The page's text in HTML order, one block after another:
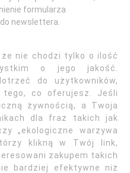
formularza
newslettera.
nie chodzi tylko o ilość
o jego jakość.
do użytkowników,
tego, co oferujesz. Jeśli
żywnością, a Twoja
dla fraz takich jak
„ekologiczne warzywa
klikną w Twój link,
zakupem takich
bardziej efektywne niż